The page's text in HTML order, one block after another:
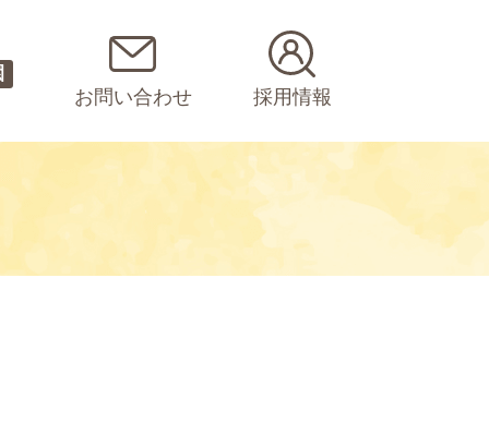
お問い合わせ 採用情報